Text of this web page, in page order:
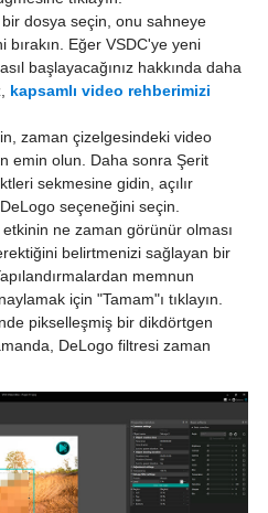
dosya seçin, onu sahneye
Eğer VSDC'ye yeni
başlayacağınız hakkında daha
kapsamlı video rehberimizi
zaman çizelgesindeki video
emin olun. Daha sonra Şerit
sekmesine gidin, açılır
seçeneğini seçin.
ne zaman görünür olması
belirtmenizi sağlayan bir
memnun
için "Tamam"ı tıklayın.
pikselleşmiş bir dikdörtgen
DeLogo filtresi zaman